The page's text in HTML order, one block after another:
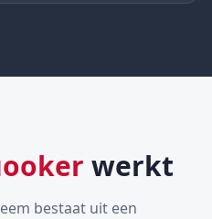
werkt
bestaat uit een